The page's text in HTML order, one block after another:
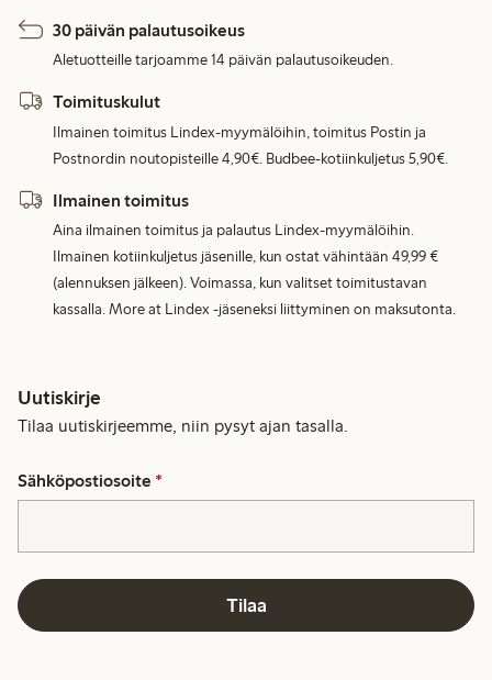
30 päivän palautusoikeus
Aletuotteille tarjoamme 14 päivän palautusoikeuden.
Toimituskulut
Ilmainen toimitus Lindex-myymälöihin, toimitus Postin ja
Postnordin noutopisteille 4,90€. Budbee-kotiinkuljetus 5,90€.
Ilmainen toimitus
Aina ilmainen toimitus ja palautus Lindex-myymälöihin.
Ilmainen kotiinkuljetus jäsenille, kun ostat vähintään 49,99 €
(alennuksen jälkeen). Voimassa, kun valitset toimitustavan
kassalla. More at Lindex -jäseneksi liittyminen on maksutonta.
Uutiskirje
Tilaa uutiskirjeemme, niin pysyt ajan tasalla.
Sähköpostiosoite *
Tilaa